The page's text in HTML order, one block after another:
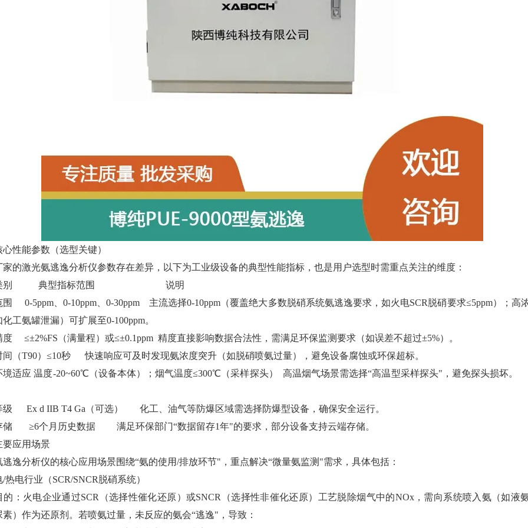
性能参数（选型关键）
家的激光氨逃逸分析仪参数存在差异，以下为工业级设备的典型性能指标，也是用户选型时需重点关注的维度：
类别 典型指标范围 说明
围 0-5ppm、0-10ppm、0-30ppm 主流选择0-10ppm（覆盖绝大多数脱硝系统氨逃逸要求，如火电SCR脱硝要求≤5ppm）；高
工氨罐泄漏）可扩展至0-100ppm。
度 ≤±2%FS（满量程）或≤±0.1ppm 精度直接影响数据合法性，需满足环保监测要求（如误差不超过±5%）。
间（T90）≤10秒 快速响应可及时发现氨浓度突升（如脱硝喷氨过量），避免设备腐蚀或环保超标。
境适应 温度-20~60℃（设备本体）；烟气温度≤300℃（采样探头） 高温烟气场景需选择“高温型采样探头"，避免探头
级 Ex d IIB T4 Ga（可选） 化工、油气等防爆区域需选择防爆型设备，确保安全运行。
储 ≥6个月历史数据 满足环保部门“数据留存1年"的要求，部分设备支持云端存储。
要应用场景
逃逸分析仪的核心应用场景围绕“氨的使用/排放环节"，重点解决“微量氨监测"需求，具体包括：
/热电行业（SCR/SNCR脱硝系统）
的：火电企业通过SCR（选择性催化还原）或SNCR（选择性非催化还原）工艺脱除烟气中的NOx，需向系统喷入氨（如液
素）作为还原剂。若喷氨过量，未反应的氨会“逃逸"，导致：